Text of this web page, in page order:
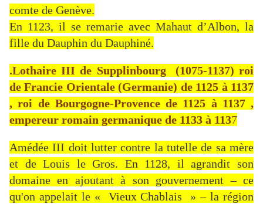
comte de Genève.
En 1123, il se remarie avec Mahaut d’Albon, la
fille du Dauphin du Dauphiné.
.Lothaire III de Supplinbourg (1075-1137) roi
de Francie Orientale (Germanie) de 1125 à 1137
, roi de Bourgogne-Provence de 1125 à 1137 ,
empereur romain germanique de 1133 à 1137
Amédée III doit lutter contre la tutelle de sa mère
et de Louis le Gros. En 1128, il agrandit son
domaine en ajoutant à son gouvernement – ce
qu'on appelait le « Vieux Chablais » – la région